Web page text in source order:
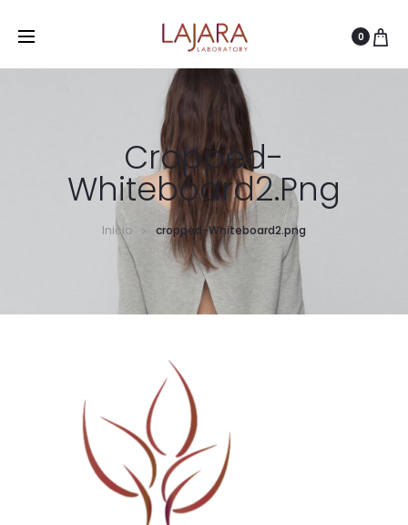
0
Cropped-
Whiteboard2.png
Inicio cropped-Whiteboard2.png